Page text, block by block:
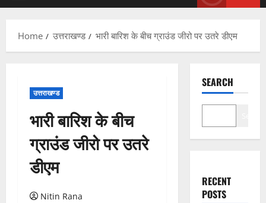
Home उत्तराखण्ड भारी बारिश के बीच ग्राउंड जीरो पर उतरे डीएम
उत्तराखण्ड
भारी बारिश के बीच
ग्राउंड जीरो पर उतरे
डीएम
Nitin Rana
SEARCH
RECENT
POSTS